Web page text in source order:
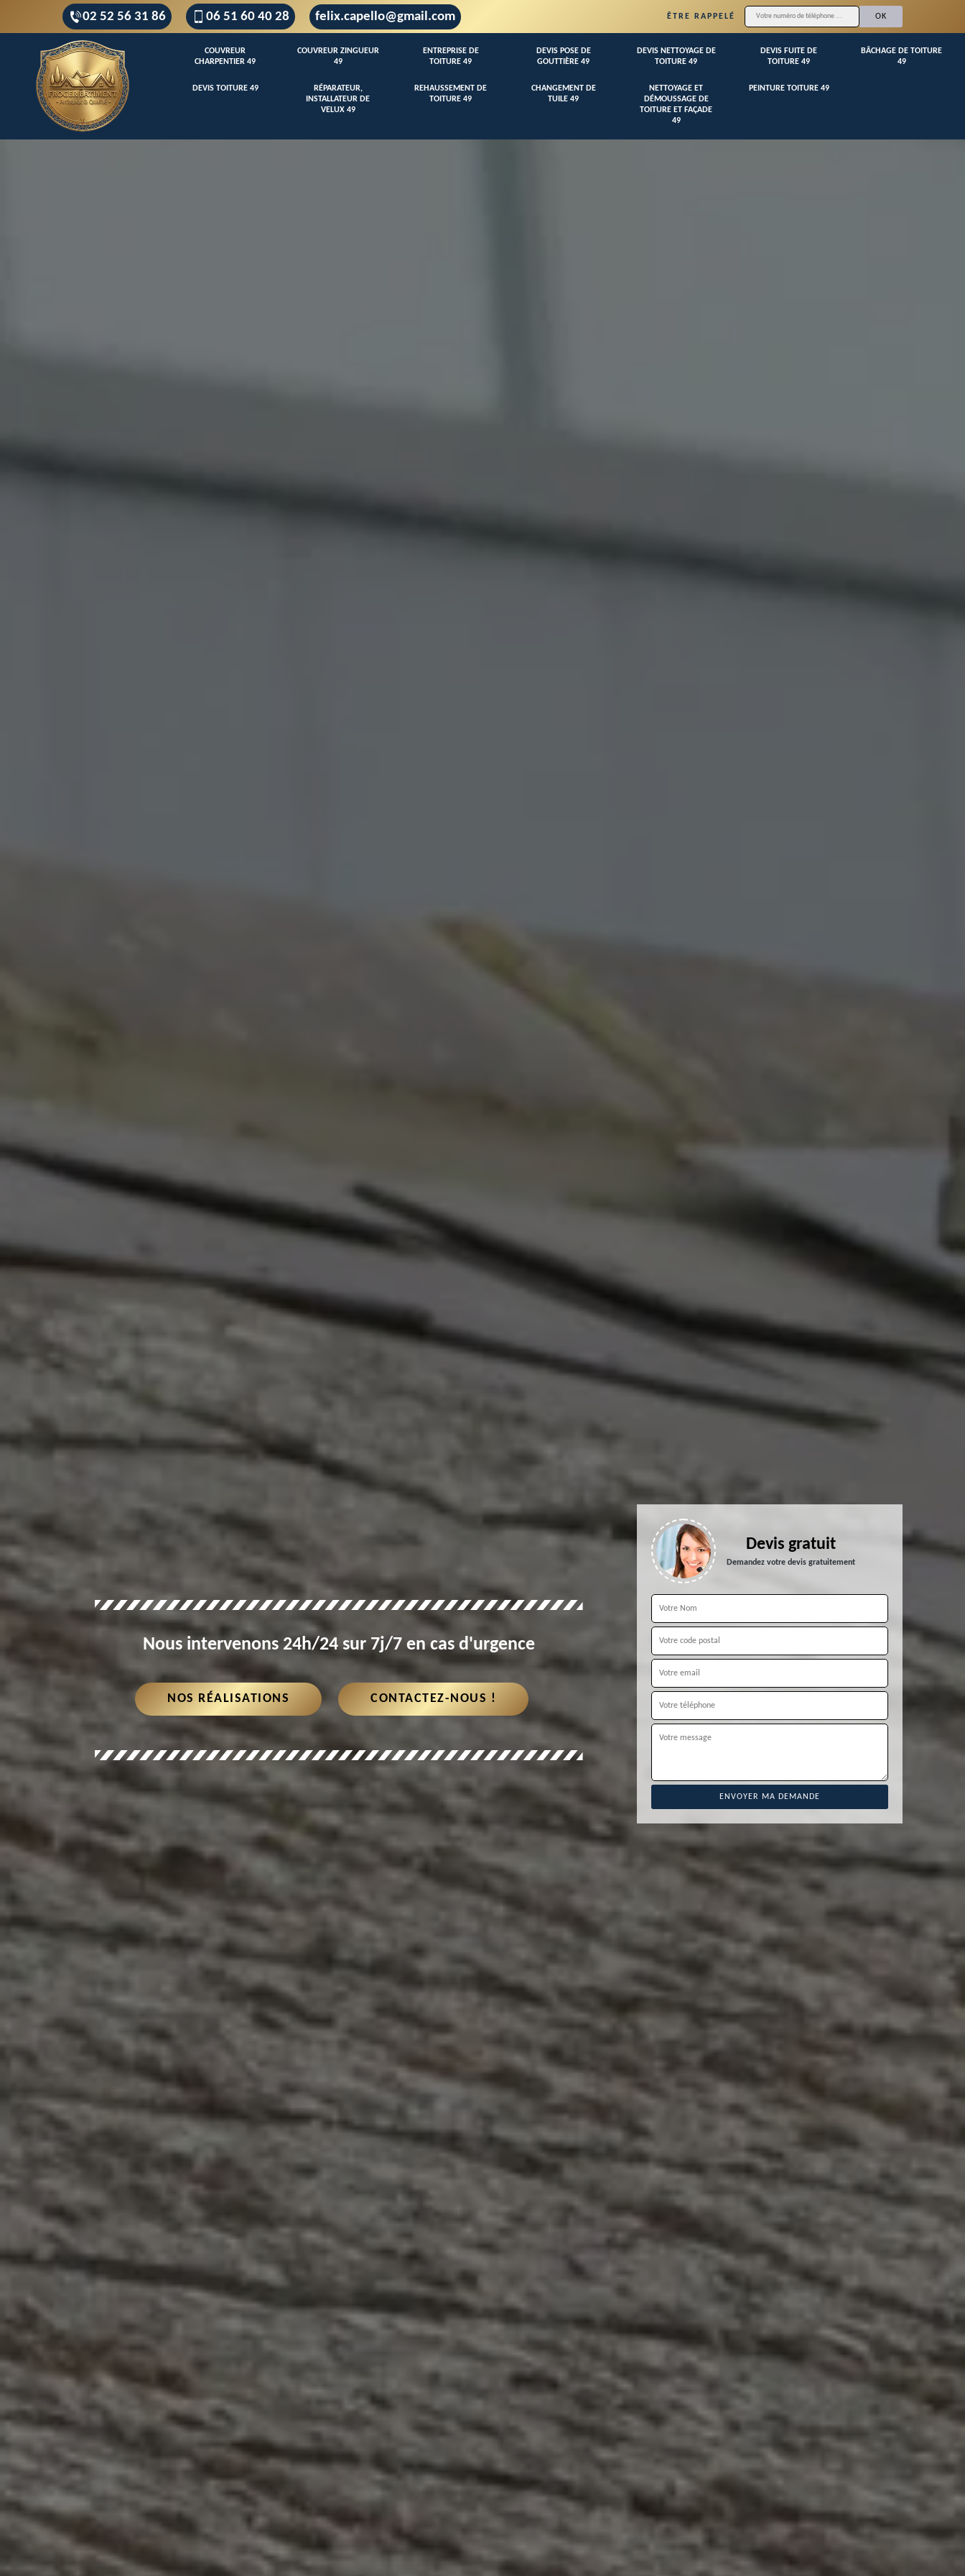
02 52 56 31 86 06 51 60 40 28 felix.capello@gmail.com ÊTRE RAPPELÉ
COUVREUR
CHARPENTIER 49
COUVREUR ZINGUEUR
49
ENTREPRISE DE
TOITURE 49
DEVIS POSE DE
GOUTTIÈRE 49
DEVIS NETTOYAGE DE
TOITURE 49
DEVIS FUITE DE
TOITURE 49
BÂCHAGE DE TOITURE
49
DEVIS TOITURE 49
RÉPARATEUR,
INSTALLATEUR DE
VELUX 49
REHAUSSEMENT DE
TOITURE 49
CHANGEMENT DE
TUILE 49
NETTOYAGE ET
DÉMOUSSAGE DE
TOITURE ET FAÇADE
49
PEINTURE TOITURE 49
Nous intervenons 24h/24 sur 7j/7 en cas d'urgence
NOS RÉALISATIONS CONTACTEZ-NOUS !
Devis gratuit
Demandez votre devis gratuitement